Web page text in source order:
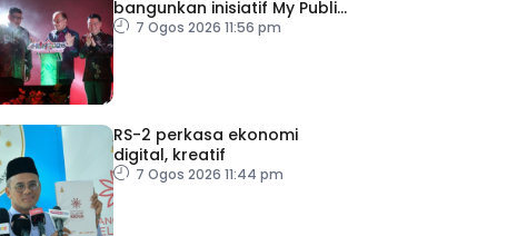
bangunkan inisiatif My Public
Space7 Ogos 2026 11:56 pm
RS-2 perkasa ekonomi
digital, kreatif
7 Ogos 2026 11:44 pm